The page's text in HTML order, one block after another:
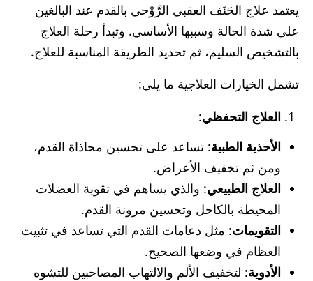
يعتمد علاج الحَنَف العقبي الرَّوْحي بالقدم عند البالغين
على شدة الحالة وسببها الأساسي. وتبدأ رحلة العلاج
بالتشخيص السليم، ثم تحديد الطريقة المناسبة للعلاج.
تشمل الخيارات العلاجية ما يلي:
العلاج التحفظي:
الأحذية الطبية: تساعد على تحسين محاذاة القدم،
ومن ثم تخفيف الأعراض.
العلاج الطبيعي: والذي يساهم في تقوية العضلات
المحيطة بالكاحل وتحسين مرونة القدم.
التقويمات: مثل دعامات القدم التي تساعد في تثبيت
العظام في وضعها الصحيح.
الأدوية: لتخفيف الألم والالتهاب المصاحبين للتشوه